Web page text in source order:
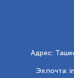
Адрес:
Эл.почта: